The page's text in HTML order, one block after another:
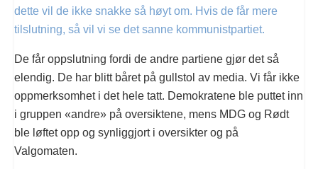
dette vil de ikke snakke så høyt om. Hvis de får mere
tilslutning, så vil vi se det sanne kommunistpartiet.
De får oppslutning fordi de andre partiene gjør det så
elendig. De har blitt båret på gullstol av media. Vi får ikke
oppmerksomhet i det hele tatt. Demokratene ble puttet inn
i gruppen «andre» på oversiktene, mens MDG og Rødt
ble løftet opp og synliggjort i oversikter og på
Valgomaten.